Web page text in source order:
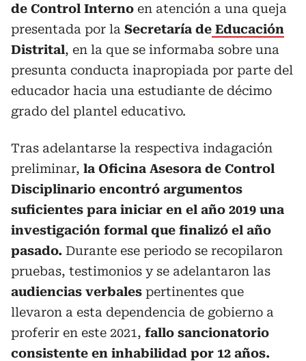
de Control Interno en atención a una queja
presentada por la Secretaría de Educación
Distrital, en la que se informaba sobre una
presunta conducta inapropiada por parte del
educador hacia una estudiante de décimo
grado del plantel educativo.
Tras adelantarse la respectiva indagación
preliminar, la Oficina Asesora de Control
Disciplinario encontró argumentos
suficientes para iniciar en el año 2019 una
investigación formal que finalizó el año
pasado. Durante ese periodo se recopilaron
pruebas, testimonios y se adelantaron las
audiencias verbales pertinentes que
llevaron a esta dependencia de gobierno a
proferir en este 2021, fallo sancionatorio
consistente en inhabilidad por 12 años.